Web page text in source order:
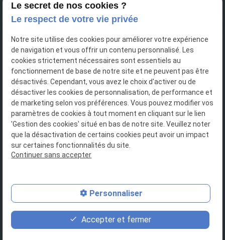
Breteuil
136 Place Laffitte
Verneuil d'Avre et d'Iton
464 Av. Edmond Demolins
27130 Verneuil d'Avre et d'Iton
Liens utiles
Plan du site
Politique de confidentialité
Gestion des cookies
Le secret de nos cookies ?
Le respect de votre vie privée
Notre site utilise des cookies pour améliorer votre expérience
de navigation et vous offrir un contenu personnalisé. Les
cookies strictement nécessaires sont essentiels au
fonctionnement de base de notre site et ne peuvent pas être
désactivés. Cependant, vous avez le choix d'activer ou de
désactiver les cookies de personnalisation, de performance et
de marketing selon vos préférences. Vous pouvez modifier vos
paramètres de cookies à tout moment en cliquant sur le lien
'Gestion des cookies' situé en bas de notre site. Veuillez noter
que la désactivation de certains cookies peut avoir un impact
sur certaines fonctionnalités du site.
Continuer sans accepter
Personnaliser
Accepter et fermer